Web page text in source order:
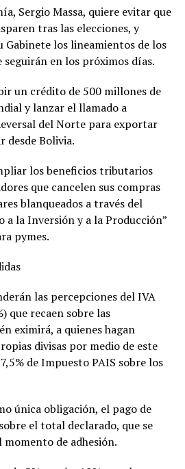
Sergio Massa, quiere evitar que
tras las elecciones, y
Gabinete los lineamientos de los
seguirán en los próximos días.
un crédito de 500 millones de
y lanzar el llamado a
del Norte para exportar
desde Bolivia.
los beneficios tributarios
que cancelen sus compras
blanqueados a través del
a la Inversión y a la Producción”
pymes.
las percepciones del IVA
que recaen sobre las
eximirá, a quienes hagan
divisas por medio de este
de Impuesto PAIS sobre los
única obligación, el pago de
el total declarado, que se
de adhesión.